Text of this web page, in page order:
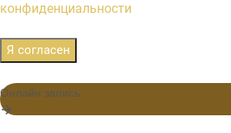
конфиденциальности
Я согласен